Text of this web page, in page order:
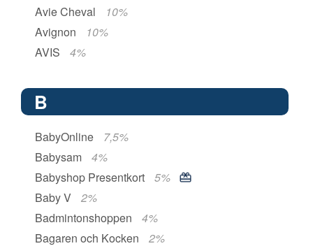
Avie Cheval
10%
Avignon
10%
AVIS
4%
B
BabyOnline
7,5%
Babysam
4%
Babyshop Presentkort
5%
Baby V
2%
Badmintonshoppen
4%
Bagaren och Kocken
2%